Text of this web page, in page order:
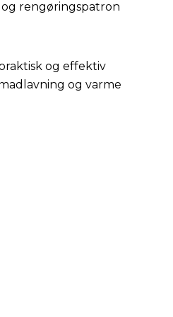
rengøringspatron
og effektiv
og varme